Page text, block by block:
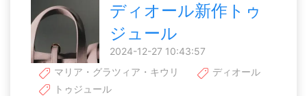
ディオール新作トゥ
ジュール
2024-12-27 10:43:57
マリア・グラツィア・キウリ
ディオール
トゥジュール